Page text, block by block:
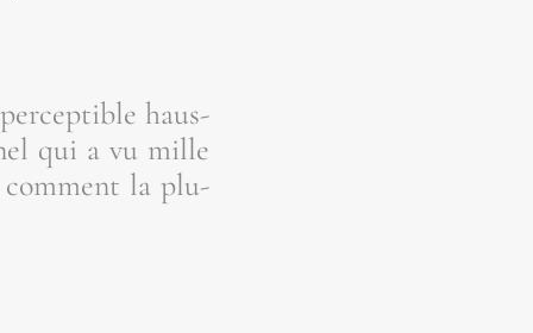
haus­
qui a vu mille
com­ment la plu­